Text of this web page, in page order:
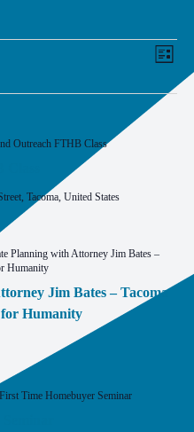
ပွဲ
စာရင်
Outreach FTHB Class
Tacoma, United States
Jim Bates – Tacoma
for Humanity
Planning with Attorney Jim Bates –
Humanity
First Time Homebuyer Seminar